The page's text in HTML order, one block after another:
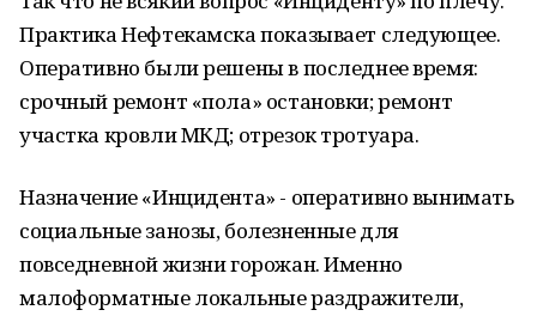
Практика Нефтекамска показывает следующее.
Оперативно были решены в последнее время:
срочный ремонт «пола» остановки; ремонт
участка кровли МКД; отрезок тротуара.
Назначение «Инцидента» - оперативно вынимать
социальные занозы, болезненные для
повседневной жизни горожан. Именно
малоформатные локальные раздражители,